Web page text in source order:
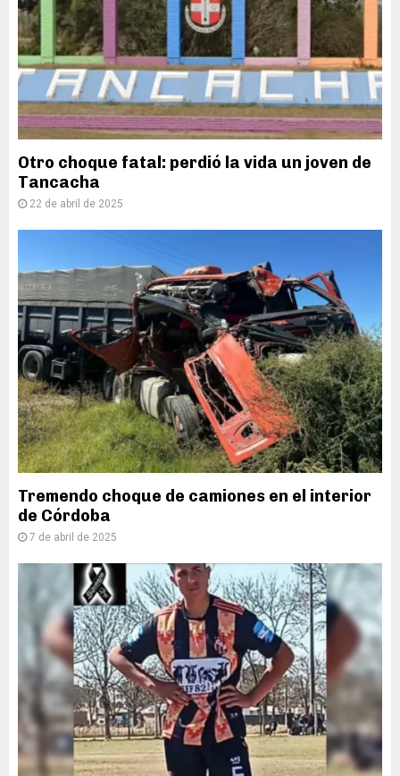
Otro choque fatal: perdió la vida un joven de
Tancacha
22 de abril de 2025
Tremendo choque de camiones en el interior
de Córdoba
7 de abril de 2025